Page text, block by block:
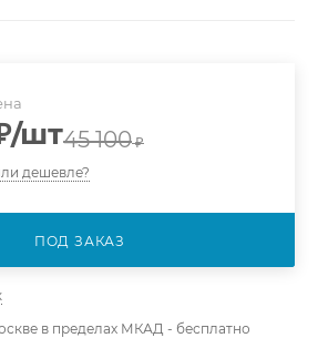
/шт45 100₽
дешевле?
ПОД ЗАКАЗ
в пределах МКАД - бесплатно